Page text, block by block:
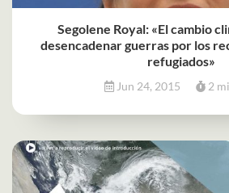
Segolene Royal: «El cambio
desencadenar guerras por los
refugiados»
Jun 24, 2015 2